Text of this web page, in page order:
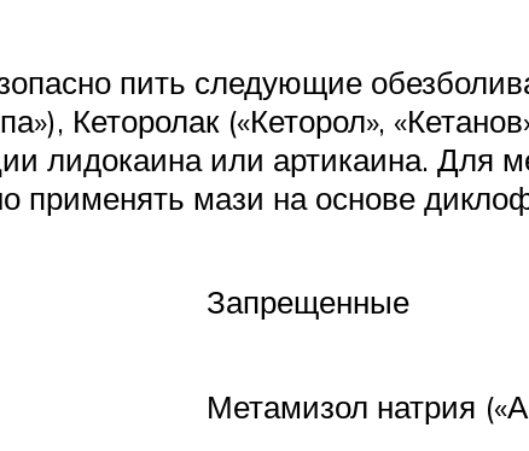
пить следующие
Кеторолак («Кеторол»,
лидокаина или артикаина. Для
применять мази на основе
Запрещенные
Метамизол натрия